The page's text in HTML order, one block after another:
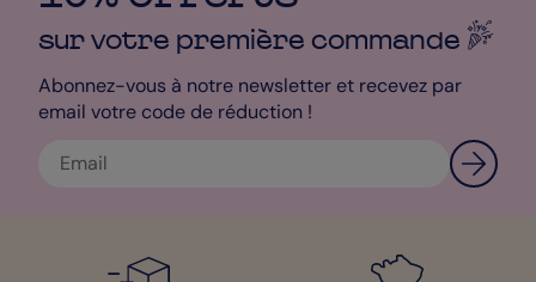
sur votre première commande
Abonnez-vous à notre newsletter et recevez par
email votre code de réduction !